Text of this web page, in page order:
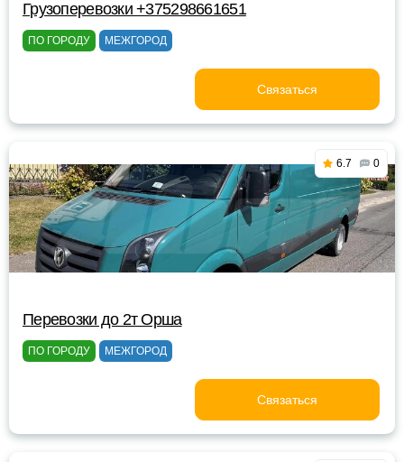
Грузоперевозки +375298661651
ПО ГОРОДУ МЕЖГОРОД
Связаться
6.7 0
Перевозки до 2т Орша
ПО ГОРОДУ МЕЖГОРОД
Связаться